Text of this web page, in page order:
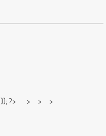
?> > > >